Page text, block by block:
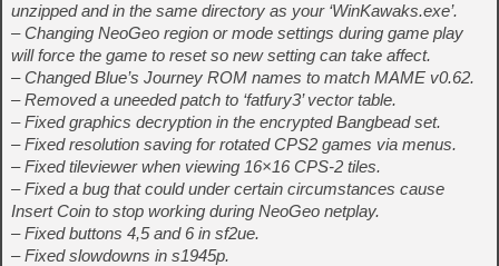
unzipped and in the same directory as your ‘WinKawaks.exe’.
– Changing NeoGeo region or mode settings during game play
will force the game to reset so new setting can take affect.
– Changed Blue’s Journey ROM names to match MAME v0.62.
– Removed a uneeded patch to ‘fatfury3’ vector table.
– Fixed graphics decryption in the encrypted Bangbead set.
– Fixed resolution saving for rotated CPS2 games via menus.
– Fixed tileviewer when viewing 16×16 CPS-2 tiles.
– Fixed a bug that could under certain circumstances cause
Insert Coin to stop working during NeoGeo netplay.
– Fixed buttons 4,5 and 6 in sf2ue.
– Fixed slowdowns in s1945p.